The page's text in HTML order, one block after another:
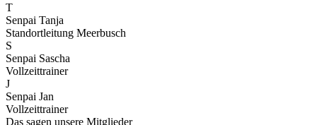
T
Senpai Tanja
Standortleitung Meerbusch
S
Senpai Sascha
Vollzeittrainer
J
Senpai Jan
Vollzeittrainer
Das sagen unsere Mitglieder